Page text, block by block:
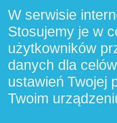
W serwisie
Stosujemy je w
użytkowników
danych dla
ustawień Twojej
Twoim